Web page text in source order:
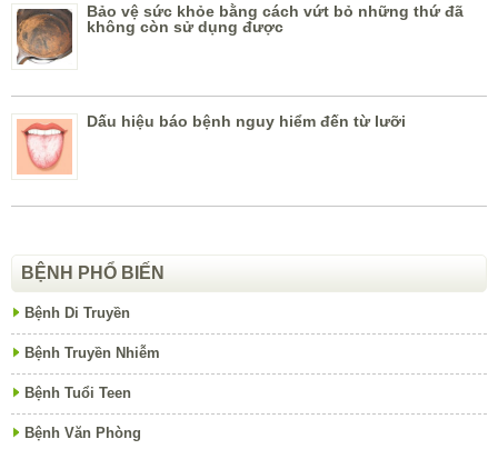
Bảo vệ sức khỏe bằng cách vứt bỏ những thứ đã
không còn sử dụng được
Dấu hiệu báo bệnh nguy hiểm đến từ lưỡi
BỆNH PHỔ BIẾN
Bệnh Di Truyền
Bệnh Truyền Nhiễm
Bệnh Tuổi Teen
Bệnh Văn Phòng